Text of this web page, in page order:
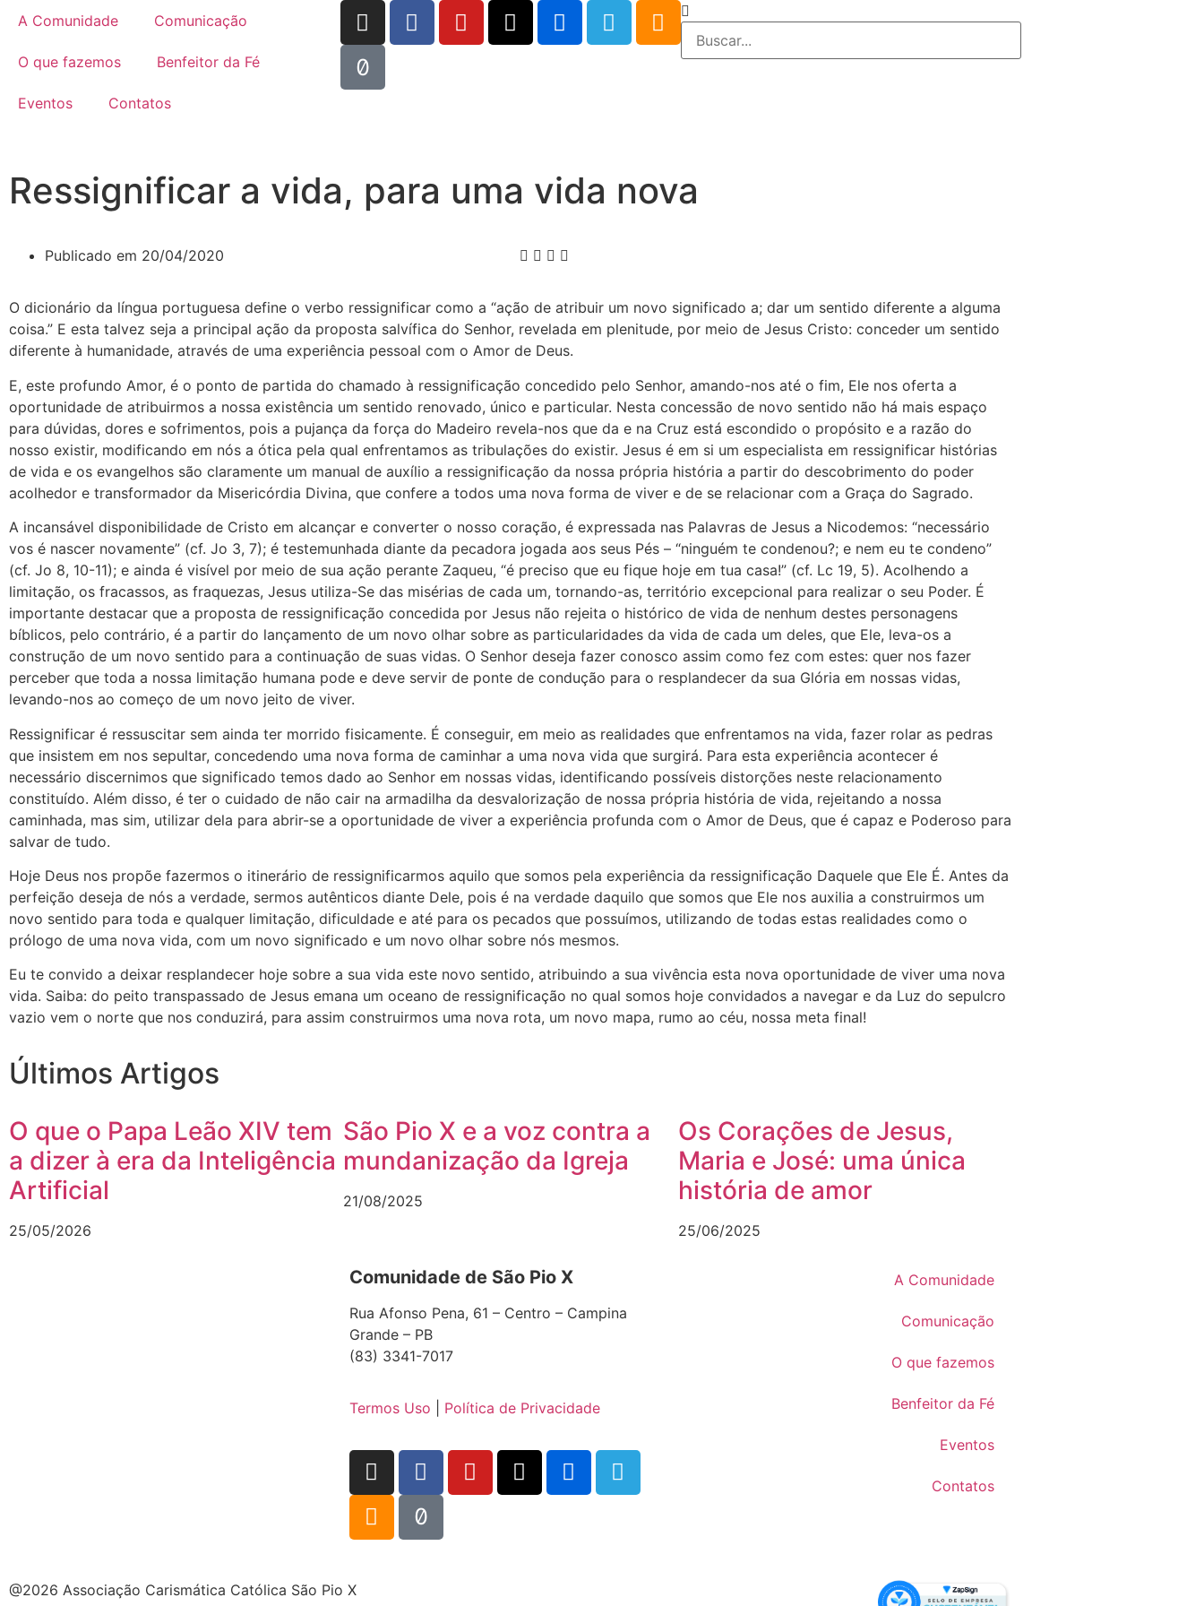
A Comunidade Comunicação
O que fazemos Benfeitor da Fé
Eventos Contatos
Ressignificar a vida, para uma vida nova
Publicado em 20/04/2020
O dicionário da língua portuguesa define o verbo ressignificar como a “ação de atribuir um novo significado a; dar um sentido diferente a alguma
coisa.” E esta talvez seja a principal ação da proposta salvífica do Senhor, revelada em plenitude, por meio de Jesus Cristo: conceder um sentido
diferente à humanidade, através de uma experiência pessoal com o Amor de Deus.
E, este profundo Amor, é o ponto de partida do chamado à ressignificação concedido pelo Senhor, amando-nos até o fim, Ele nos oferta a
oportunidade de atribuirmos a nossa existência um sentido renovado, único e particular. Nesta concessão de novo sentido não há mais espaço
para dúvidas, dores e sofrimentos, pois a pujança da força do Madeiro revela-nos que da e na Cruz está escondido o propósito e a razão do
nosso existir, modificando em nós a ótica pela qual enfrentamos as tribulações do existir. Jesus é em si um especialista em ressignificar histórias
de vida e os evangelhos são claramente um manual de auxílio a ressignificação da nossa própria história a partir do descobrimento do poder
acolhedor e transformador da Misericórdia Divina, que confere a todos uma nova forma de viver e de se relacionar com a Graça do Sagrado.
A incansável disponibilidade de Cristo em alcançar e converter o nosso coração, é expressada nas Palavras de Jesus a Nicodemos: “necessário
vos é nascer novamente” (cf. Jo 3, 7); é testemunhada diante da pecadora jogada aos seus Pés – “ninguém te condenou?; e nem eu te condeno”
(cf. Jo 8, 10-11); e ainda é visível por meio de sua ação perante Zaqueu, “é preciso que eu fique hoje em tua casa!” (cf. Lc 19, 5). Acolhendo a
limitação, os fracassos, as fraquezas, Jesus utiliza-Se das misérias de cada um, tornando-as, território excepcional para realizar o seu Poder. É
importante destacar que a proposta de ressignificação concedida por Jesus não rejeita o histórico de vida de nenhum destes personagens
bíblicos, pelo contrário, é a partir do lançamento de um novo olhar sobre as particularidades da vida de cada um deles, que Ele, leva-os a
construção de um novo sentido para a continuação de suas vidas. O Senhor deseja fazer conosco assim como fez com estes: quer nos fazer
perceber que toda a nossa limitação humana pode e deve servir de ponte de condução para o resplandecer da sua Glória em nossas vidas,
levando-nos ao começo de um novo jeito de viver.
Ressignificar é ressuscitar sem ainda ter morrido fisicamente. É conseguir, em meio as realidades que enfrentamos na vida, fazer rolar as pedras
que insistem em nos sepultar, concedendo uma nova forma de caminhar a uma nova vida que surgirá. Para esta experiência acontecer é
necessário discernimos que significado temos dado ao Senhor em nossas vidas, identificando possíveis distorções neste relacionamento
constituído. Além disso, é ter o cuidado de não cair na armadilha da desvalorização de nossa própria história de vida, rejeitando a nossa
caminhada, mas sim, utilizar dela para abrir-se a oportunidade de viver a experiência profunda com o Amor de Deus, que é capaz e Poderoso para
salvar de tudo.
Hoje Deus nos propõe fazermos o itinerário de ressignificarmos aquilo que somos pela experiência da ressignificação Daquele que Ele É. Antes da
perfeição deseja de nós a verdade, sermos autênticos diante Dele, pois é na verdade daquilo que somos que Ele nos auxilia a construirmos um
novo sentido para toda e qualquer limitação, dificuldade e até para os pecados que possuímos, utilizando de todas estas realidades como o
prólogo de uma nova vida, com um novo significado e um novo olhar sobre nós mesmos.
Eu te convido a deixar resplandecer hoje sobre a sua vida este novo sentido, atribuindo a sua vivência esta nova oportunidade de viver uma nova
vida. Saiba: do peito transpassado de Jesus emana um oceano de ressignificação no qual somos hoje convidados a navegar e da Luz do sepulcro
vazio vem o norte que nos conduzirá, para assim construirmos uma nova rota, um novo mapa, rumo ao céu, nossa meta final!
Últimos Artigos
O que o Papa Leão XIV tem
a dizer à era da Inteligência
Artificial
25/05/2026
São Pio X e a voz contra a
mundanização da Igreja
21/08/2025
Os Corações de Jesus,
Maria e José: uma única
história de amor
25/06/2025
Comunidade de São Pio X
Rua Afonso Pena, 61 – Centro – Campina
Grande – PB
(83) 3341-7017
Termos Uso Política de Privacidade
A Comunidade
Comunicação
O que fazemos
Benfeitor da Fé
Eventos
Contatos
@2026 Associação Carismática Católica São Pio X